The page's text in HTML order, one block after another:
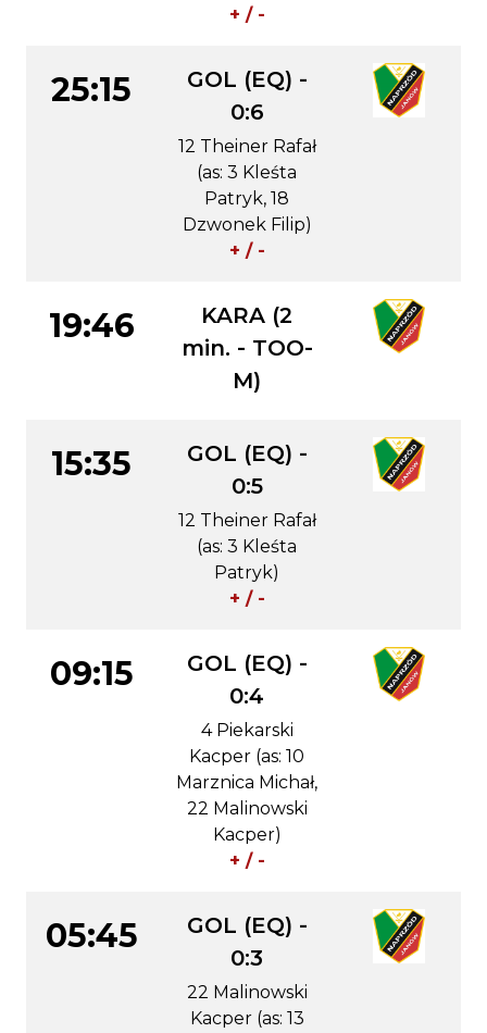
+ / -
25:15
GOL (EQ) -
0:6
12 Theiner Rafał
(as: 3 Kleśta
Patryk, 18
Dzwonek Filip)
+ / -
19:46
KARA (2
min. - TOO-
M)
15:35
GOL (EQ) -
0:5
12 Theiner Rafał
(as: 3 Kleśta
Patryk)
+ / -
09:15
GOL (EQ) -
0:4
4 Piekarski
Kacper (as: 10
Marznica Michał,
22 Malinowski
Kacper)
+ / -
05:45
GOL (EQ) -
0:3
22 Malinowski
Kacper (as: 13